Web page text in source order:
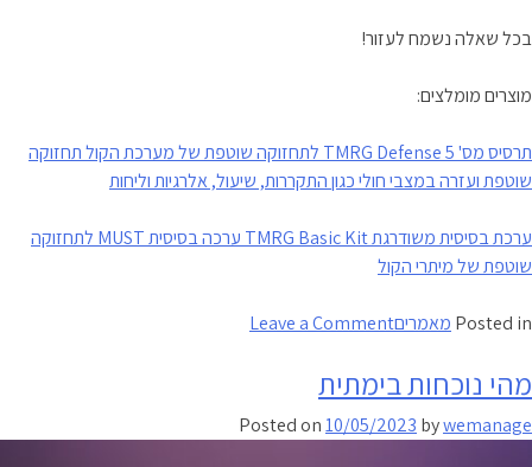
בכל שאלה נשמח לעזור!
מוצרים מומלצים:
תרסיס מס' 5 TMRG Defense לתחזוקה שוטפת של מערכת הקול תחזוקה
שוטפת ועזרה במצבי חולי כגון התקררות, שיעול, אלרגיות וליחות
ערכת בסיסית משודרגת TMRG Basic Kit ערכה בסיסית MUST לתחזוקה
שוטפת של מיתרי הקול
Posted in מאמריםLeave a Comment
הקול
מהי נוכחות בימתית
Posted on10/05/2023 bywemanage